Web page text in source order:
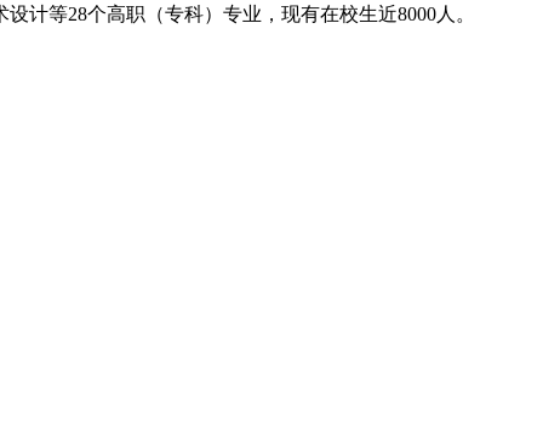
计等28个高职（专科）专业，现有在校生近8000人。